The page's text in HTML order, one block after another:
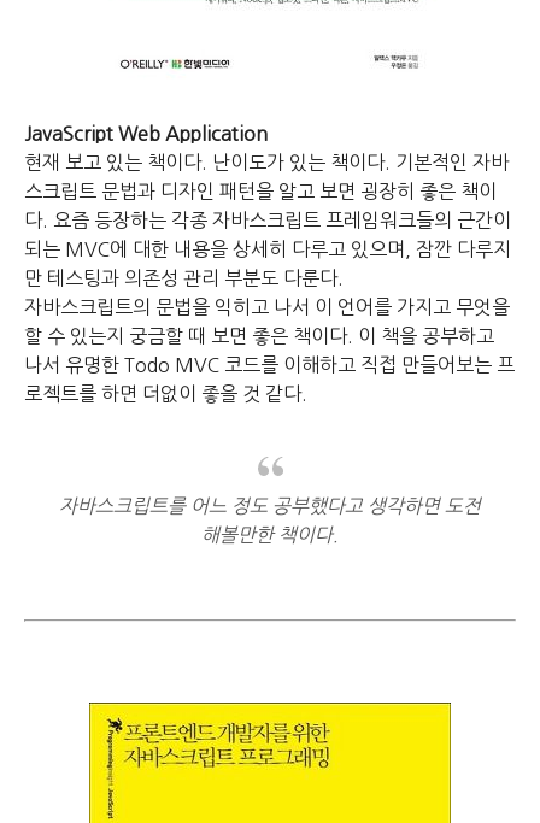
JavaScript Web Application
현재 보고 있는 책이다. 난이도가 있는 책이다. 기본적인 자바
스크립트 문법과 디자인 패턴을 알고 보면 굉장히 좋은 책이
다. 요즘 등장하는 각종 자바스크립트 프레임워크들의 근간이
되는 MVC에 대한 내용을 상세히 다루고 있으며, 잠깐 다루지
만 테스팅과 의존성 관리 부분도 다룬다.
자바스크립트의 문법을 익히고 나서 이 언어를 가지고 무엇을
할 수 있는지 궁금할 때 보면 좋은 책이다. 이 책을 공부하고
나서 유명한 Todo MVC 코드를 이해하고 직접 만들어보는 프
로젝트를 하면 더없이 좋을 것 같다.
자바스크립트를 어느 정도 공부했다고 생각하면 도전
해볼만한 책이다.